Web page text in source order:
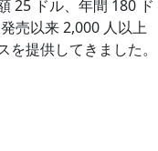
25 ドル、年間 180 ド
売以来 2,000 人以上
提供してきました。